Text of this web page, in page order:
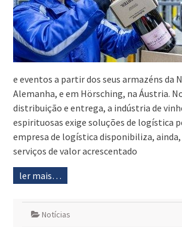
e eventos a partir dos seus armazéns da
Alemanha, e em Hörsching, na Áustria.
distribuição e entrega, a indústria de
espirituosas exige soluções de logística
empresa de logística disponibiliza, ainda,
serviços de valor acrescentado
ler mais…
Notícias